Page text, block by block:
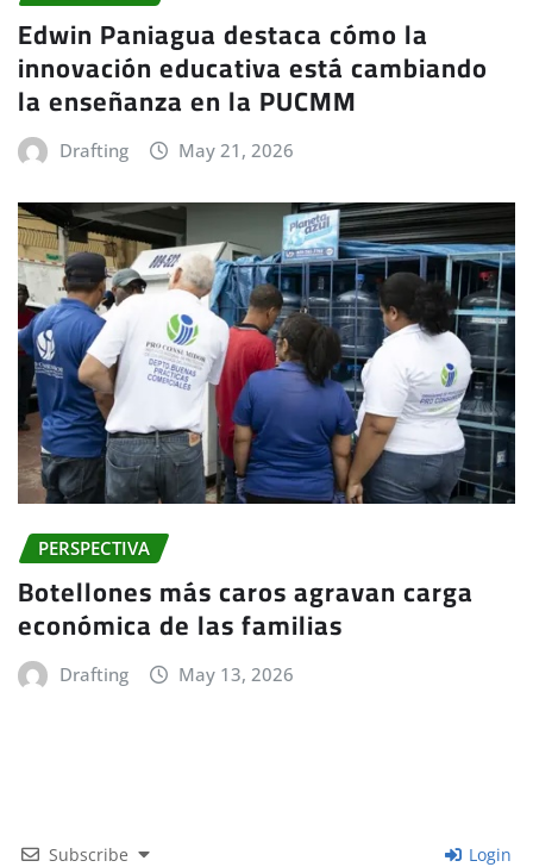
Edwin Paniagua destaca cómo la
innovación educativa está cambiando
la enseñanza en la PUCMM
Drafting May 21, 2026
PERSPECTIVA
Botellones más caros agravan carga
económica de las familias
Drafting May 13, 2026
Subscribe Login